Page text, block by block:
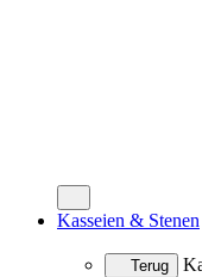
Kasseien & Stenen
Terug